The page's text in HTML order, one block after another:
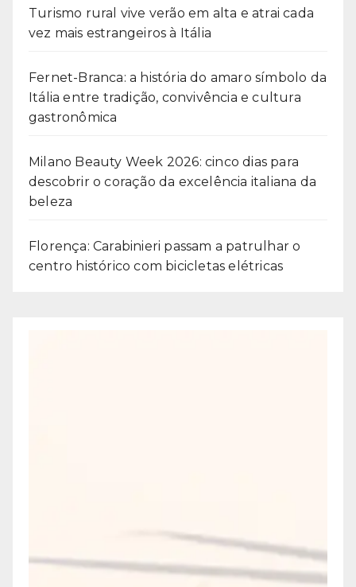
Turismo rural vive verão em alta e atrai cada
vez mais estrangeiros à Itália
Fernet-Branca: a história do amaro símbolo da
Itália entre tradição, convivência e cultura
gastronômica
Milano Beauty Week 2026: cinco dias para
descobrir o coração da excelência italiana da
beleza
Florença: Carabinieri passam a patrulhar o
centro histórico com bicicletas elétricas